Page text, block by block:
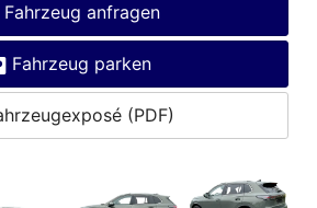
Fahrzeug anfragen
Fahrzeug parken
(PDF)